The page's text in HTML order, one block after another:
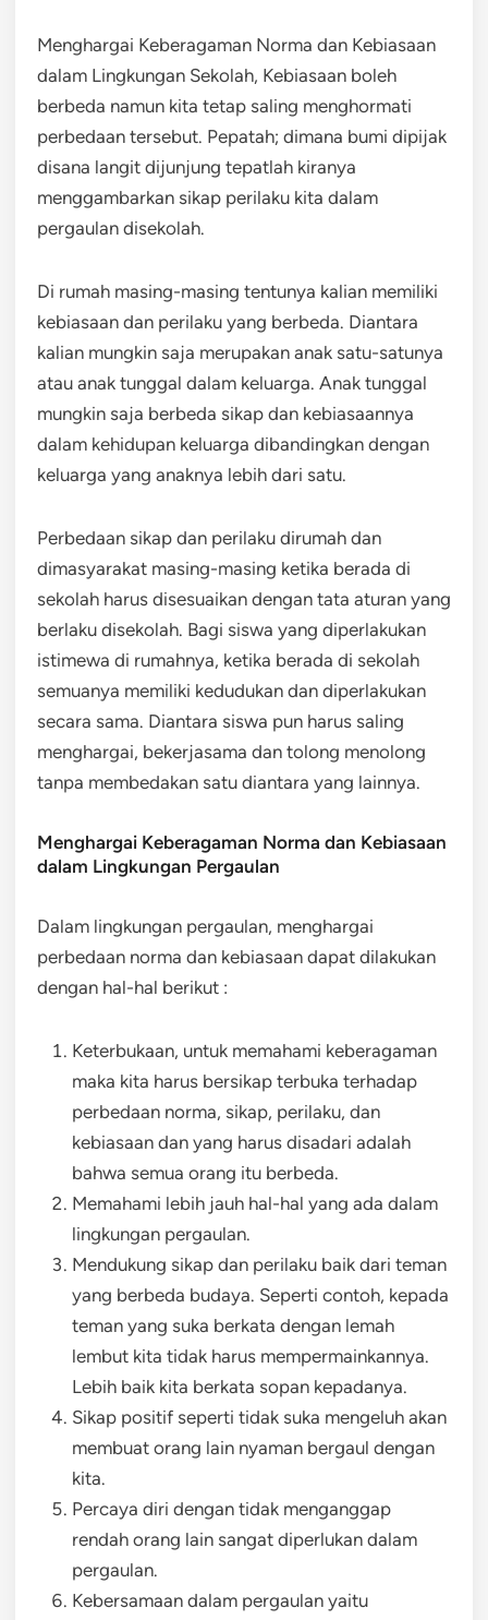
Menghargai Keberagaman Norma dan Kebiasaan
dalam Lingkungan Sekolah, Kebiasaan boleh
berbeda namun kita tetap saling menghormati
perbedaan tersebut. Pepatah; dimana bumi dipijak
disana langit dijunjung tepatlah kiranya
menggambarkan sikap perilaku kita dalam
pergaulan disekolah.
Di rumah masing-masing tentunya kalian memiliki
kebiasaan dan perilaku yang berbeda. Diantara
kalian mungkin saja merupakan anak satu-satunya
atau anak tunggal dalam keluarga. Anak tunggal
mungkin saja berbeda sikap dan kebiasaannya
dalam kehidupan keluarga dibandingkan dengan
keluarga yang anaknya lebih dari satu.
Perbedaan sikap dan perilaku dirumah dan
dimasyarakat masing-masing ketika berada di
sekolah harus disesuaikan dengan tata aturan yang
berlaku disekolah. Bagi siswa yang diperlakukan
istimewa di rumahnya, ketika berada di sekolah
semuanya memiliki kedudukan dan diperlakukan
secara sama. Diantara siswa pun harus saling
menghargai, bekerjasama dan tolong menolong
tanpa membedakan satu diantara yang lainnya.
Menghargai Keberagaman Norma dan Kebiasaan
dalam Lingkungan Pergaulan
Dalam lingkungan pergaulan, menghargai
perbedaan norma dan kebiasaan dapat dilakukan
dengan hal-hal berikut :
Keterbukaan, untuk memahami keberagaman
maka kita harus bersikap terbuka terhadap
perbedaan norma, sikap, perilaku, dan
kebiasaan dan yang harus disadari adalah
bahwa semua orang itu berbeda.
Memahami lebih jauh hal-hal yang ada dalam
lingkungan pergaulan.
Mendukung sikap dan perilaku baik dari teman
yang berbeda budaya. Seperti contoh, kepada
teman yang suka berkata dengan lemah
lembut kita tidak harus mempermainkannya.
Lebih baik kita berkata sopan kepadanya.
Sikap positif seperti tidak suka mengeluh akan
membuat orang lain nyaman bergaul dengan
kita.
Percaya diri dengan tidak menganggap
rendah orang lain sangat diperlukan dalam
pergaulan.
Kebersamaan dalam pergaulan yaitu